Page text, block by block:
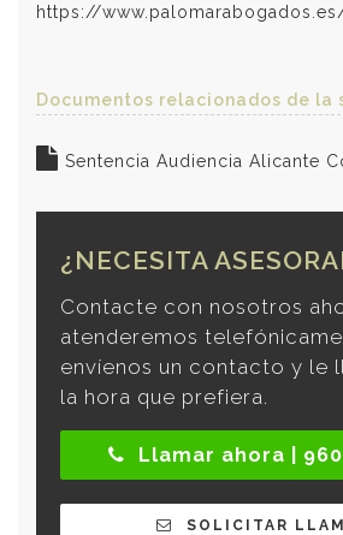
https://
Documentos relacionados de la
Sentencia Audiencia Alicante
¿NECESITA
Contacte con nosotros
atenderemos
envíenos un contacto y le
la hora que prefiera.
Llamar ahora |
SOLICITAR